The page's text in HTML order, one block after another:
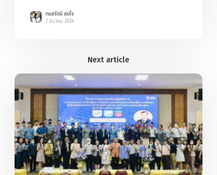
กมลรัตน์ สมใจ
7 มีนาคม 2024